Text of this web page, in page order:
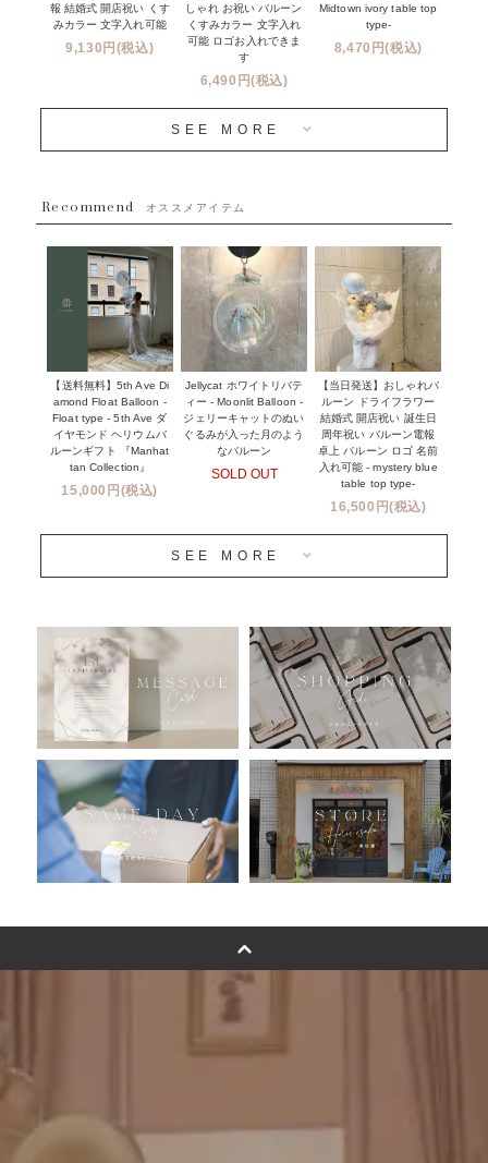
オプション
成人式・卒業式・入学式バルーンブーケ
新商品
~３０００円
~５５００円
１１０００円以上
NEW YORK MIND - ニューヨークスタイルバルーン
※コンフェッティバルーン -プリント内容-
コンフェッティバルーンについて
ハワイウェディングサービス
企業・法人様
ウェディングコンフェッティバルーン特集
実店舗について -大阪 堀江店・名古屋 星ヶ丘店・滋賀 配送
センター店・沖縄 嘉手納基地店-
プリントサービス
前撮り写真バルーン特集
姉妹店＆関連ショップについて
安心のチャビーバルーン
おすすめ商品
バルーン自動販売機
浮くバルーンオーダーメイド - coming soonn -
卓上バルーンオーダーメイド
ムーンリットバルーンについて
その他オーダーメイド
バルーンフラワーブーケについて
プリントフォント詳細＆使用例
お知らせ
成人式バルーン特集
報 結婚式 開店祝い くす
みカラー 文字入れ可能
9,130円(税込)
しゃれ お祝い バルーン
くすみカラー 文字入れ
可能 ロゴお入れできま
す
6,490円(税込)
Midtown ivory table top
type-
8,470円(税込)
SEE MORE
Recommend オススメアイテム
【送料無料】5th Ave Di
amond Float Balloon -
Float type - 5th Ave ダ
イヤモンド ヘリウムバ
ルーンギフト 『Manhat
tan Collection』
15,000円(税込)
Jellycat ホワイトリバテ
ィー - Moonlit Balloon -
ジェリーキャットのぬい
ぐるみが入った月のよう
なバルーン
SOLD OUT
【当日発送】おしゃれバ
ルーン ドライフラワー
結婚式 開店祝い 誕生日
周年祝い バルーン電報
卓上 バルーン ロゴ 名前
入れ可能 - mystery blue
table top type-
16,500円(税込)
SEE MORE